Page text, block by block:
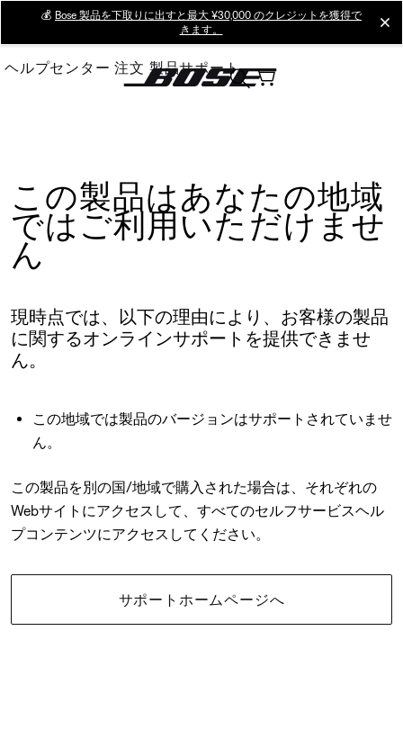
Main
💰 Bose 製品を下取りに出すと最大 ¥30,000 のクレジットを獲得で
きます。
ヘルプセンター 注文 製品サポート
この製品はあなたの地域
ではご利用いただけませ
ん
現時点では、以下の理由により、お客様の製品
に関するオンラインサポートを提供できませ
ん。
この地域では製品のバージョンはサポートされていませ
ん。
この製品を別の国/地域で購入された場合は、それぞれの
Webサイトにアクセスして、すべてのセルフサービスヘル
プコンテンツにアクセスしてください。
サポートホームページへ